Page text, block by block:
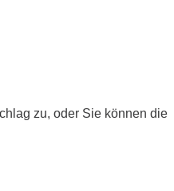
zu, oder Sie können die